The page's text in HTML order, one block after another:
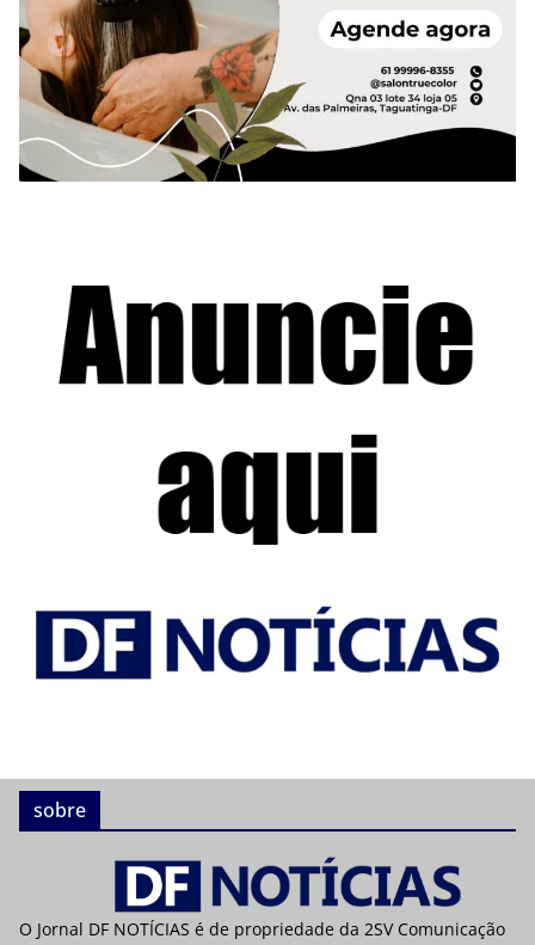
sobre
O Jornal DF NOTÍCIAS é de propriedade da 2SV Comunicação